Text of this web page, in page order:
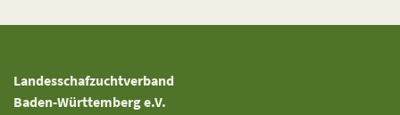
Landesschafzuchtverband
Baden-Württemberg e.V.